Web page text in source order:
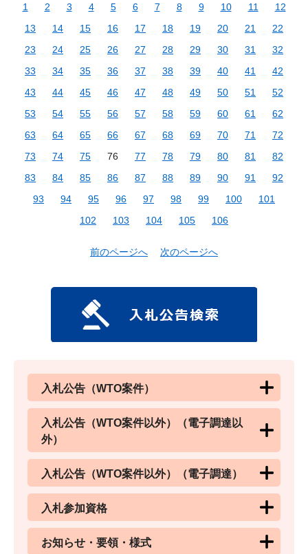
1 2 3 4 5 6 7 8 9 10 11
12
13
14 15 16 17 18 19 20 21
22
23
24 25 26 27 28 29 30 31
32
33
34 35 36 37 38 39 40 41
42
43
44 45 46 47 48 49 50 51
52
53
54 55 56 57 58 59 60 61
62
63
64 65 66 67 68 69 70 71
72
73
74 75 76 77 78 79 80 81
82
83
84 85 86 87 88 89 90 91
92
93
94 95 96 97 98 99 100
101
102
103 104 105 106
前のページへ 次のページへ
入札公告（WTO案件）
入札公告（WTO案件以外）（電子調達以
外）
入札公告（WTO案件以外）（電子調達）
入札参加資格
お知らせ・要領・様式